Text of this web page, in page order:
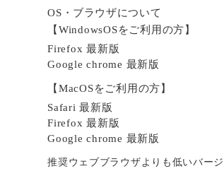
OS・ブラウザについて
【WindowsOSをご利用の方】
Firefox 最新版
Google chrome 最新版
【MacOSをご利用の方】
Safari 最新版
Firefox 最新版
Google chrome 最新版
推奨ウェブブラウザよりも低いバー